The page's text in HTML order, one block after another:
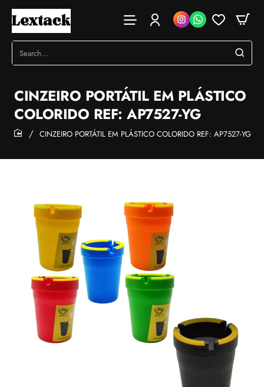
Search...
CINZEIRO PORTÁTIL EM PLÁSTICO
COLORIDO REF: AP7527-YG
home
CINZEIRO PORTÁTIL EM PLÁSTICO COLORIDO REF: AP7527-YG